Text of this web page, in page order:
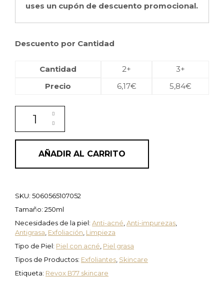
uses un cupón de descuento promocional.
Descuento por Cantidad
Cantidad 2+
3+
Precio
6,17€ 5,84€
Tónico clarificante exfoliante para la cara con ácido
AÑADIR AL CARRITO
SKU: 5060565107052
Tamaño: 250ml
Necesidades de la piel: Anti-acné,Anti-impurezas,
Antigrasa, Exfoliación, Limpieza
Tipo de Piel: Piel con acné, Piel grasa
Tipos de Productos: Exfoliantes, Skincare
Etiqueta: Revox B77 skincare